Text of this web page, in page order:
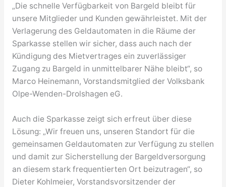
„Die schnelle Verfügbarkeit von Bargeld bleibt für
unsere Mitglieder und Kunden gewährleistet. Mit der
Verlagerung des Geldautomaten in die Räume der
Sparkasse stellen wir sicher, dass auch nach der
Kündigung des Mietvertrages ein zuverlässiger
Zugang zu Bargeld in unmittelbarer Nähe bleibt“, so
Marco Heinemann, Vorstandsmitglied der Volksbank
Olpe-Wenden-Drolshagen eG.
Auch die Sparkasse zeigt sich erfreut über diese
Lösung: „Wir freuen uns, unseren Standort für die
gemeinsamen Geldautomaten zur Verfügung zu stellen
und damit zur Sicherstellung der Bargeldversorgung
an diesem stark frequentierten Ort beizutragen“, so
Dieter Kohlmeier, Vorstandsvorsitzender der